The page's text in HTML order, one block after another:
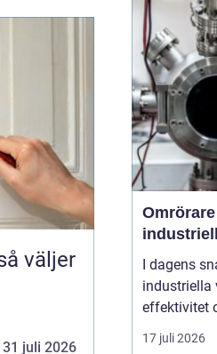
31 juli 2026
behöver
både ute
Samtidigt
I dagens
industriella
effektivitet
av yttersta
omrörare
17 juli 2026